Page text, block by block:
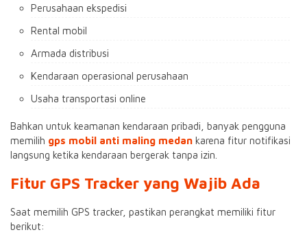
Perusahaan ekspedisi
Rental mobil
Armada distribusi
Kendaraan operasional perusahaan
Usaha transportasi online
Bahkan untuk keamanan kendaraan pribadi, banyak pengguna
memilih gps mobil anti maling medan karena fitur notifikasi
langsung ketika kendaraan bergerak tanpa izin.
Fitur GPS Tracker yang Wajib Ada
Saat memilih GPS tracker, pastikan perangkat memiliki fitur
berikut: